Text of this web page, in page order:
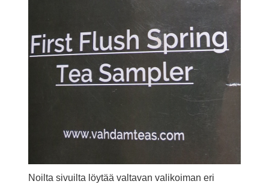
Noilta sivuilta löytää valtavan valikoiman eri